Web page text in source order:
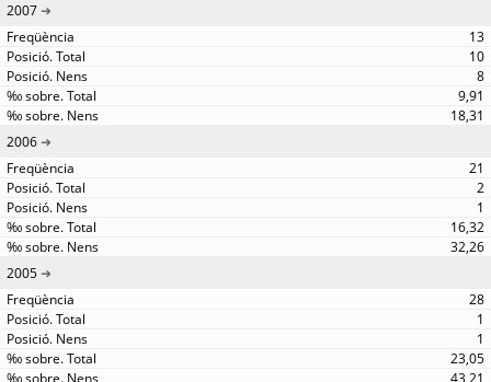
2007
13
10
8
9,91
18,31
2006
21
2
1
16,32
32,26
2005
28
1
1
23,05
43,21